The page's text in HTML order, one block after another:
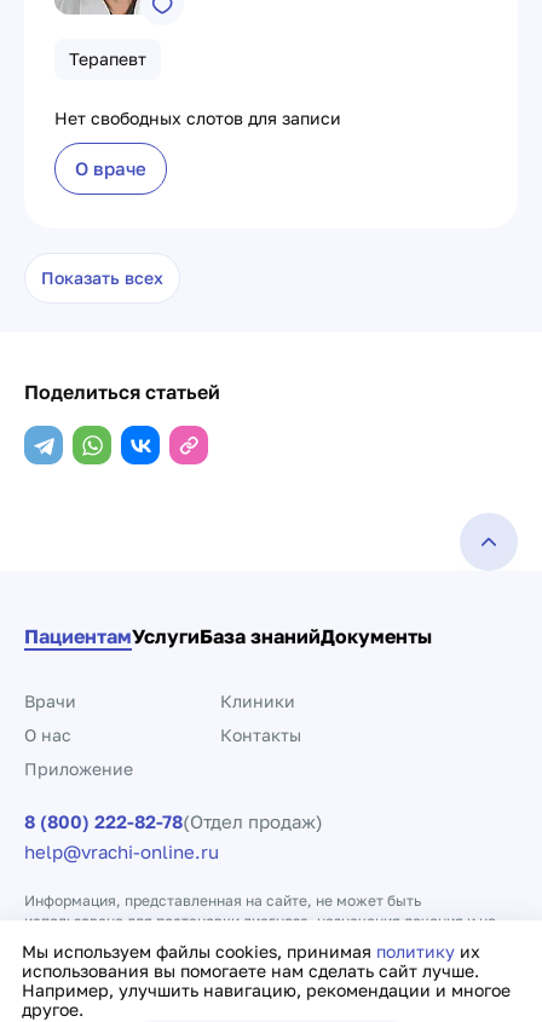
Терапевт
Нет свободных слотов для записи
О враче
Показать всех
Поделиться статьей
Мы используем файлы cookies, принимая политику их
использования вы помогаете нам сделать сайт лучше.
Например, улучшить навигацию, рекомендации и многое
другое.
ПациентамУслугиБаза знанийДокументы
Врачи
Клиники
О нас
Контакты
Приложение
8 (800) 222-82-78(Отдел продаж)
help@vrachi-online.ru
Информация, представленная на сайте, не может быть
использована для постановки диагноза, назначения лечения и не
заменяет прием врача.
Политика конфиденциальности Договор оферты